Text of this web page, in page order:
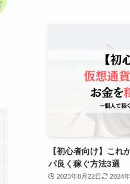
【初心者向け】これ
パ良く稼ぐ方法3選
2023年8月22日 2024